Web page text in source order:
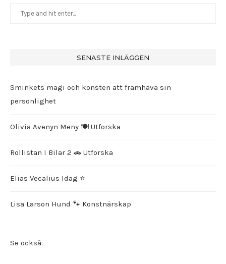
SENASTE INLÄGGEN
Sminkets magi och konsten att framhäva sin
personlighet
Olivia Avenyn Meny 🍽️ Utforska
Rollistan I Bilar 2 🚗 Utforska
Elias Vecalius Idag ⭐️
Lisa Larson Hund 🐾 Konstnärskap
Se också: